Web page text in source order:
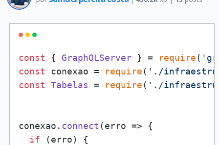
const { GraphQLServer } = require(
const conexao = require( './
const
Tabelas = require( './
conexao. connect (erro => {
if (erro) {